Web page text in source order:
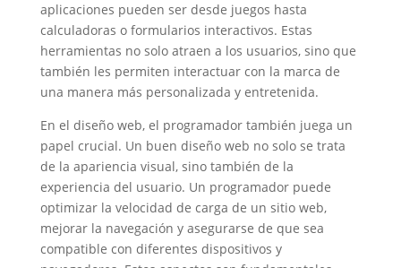
aplicaciones pueden ser desde juegos hasta
calculadoras o formularios interactivos. Estas
herramientas no solo atraen a los usuarios, sino que
también les permiten interactuar con la marca de
una manera más personalizada y entretenida.
En el diseño web, el programador también juega un
papel crucial. Un buen diseño web no solo se trata
de la apariencia visual, sino también de la
experiencia del usuario. Un programador puede
optimizar la velocidad de carga de un sitio web,
mejorar la navegación y asegurarse de que sea
compatible con diferentes dispositivos y